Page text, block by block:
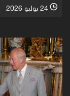
l 24 يوليو 2026